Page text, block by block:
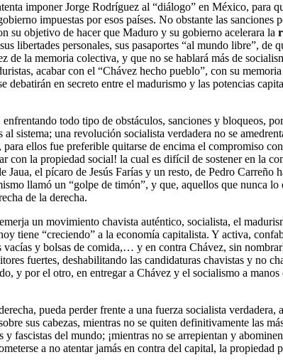
imponer Jorge Rodríguez al “diálogo” en México, para
impuestas por esos países. No obstante las
su objetivo de hacer que Maduro y su gobierno acelerara la
libertades personales, sus pasaportes “al mundo libre”,
de la memoria colectiva, y que no se hablará más de
acabar con el “Chávez hecho pueblo”, con su
debatirán en secreto entre el madurismo y las potencias
todo tipo de obstáculos, sanciones y bloqueos,
sistema; una revolución socialista verdadera no se
ellos fue preferible quitarse de encima el compromiso
con la propiedad social! la cual es difícil de sostener en la
el pícaro de Jesús Farías y un resto, de Pedro
llamó un “golpe de timón”, y que, aquellos que nunca
de la derecha.
un movimiento chavista auténtico, socialista, el
tiene “creciendo” a la economía capitalista. Y activa,
y bolsas de comida,… y en contra Chávez, sin
fuertes, deshabilitando las candidaturas chavistas y
y por el otro, en entregar a Chávez y el socialismo a
pueda perder frente a una fuerza socialista
sus cabezas, mientras no se quiten definitivamente las
fascistas del mundo; ¡mientras no se arrepientan y
a no atentar jamás en contra del capital, la propiedad